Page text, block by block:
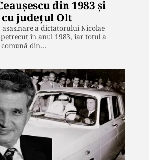
din 1983 şi
judeţul Olt
asasinare a dictatorului Nicolae
petrecut în anul 1983, iar totul a
din…